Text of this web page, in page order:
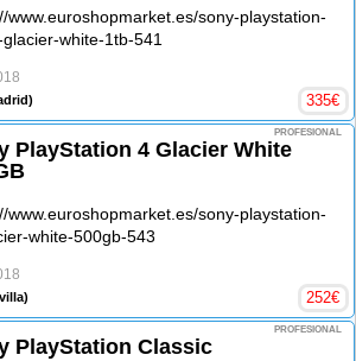
www.euroshopmarket.es/sony-playstation-
white-1tb-541
335€
PROFESIONAL
PlayStation 4 Glacier White
www.euroshopmarket.es/sony-playstation-
white-500gb-543
252€
PROFESIONAL
PlayStation Classic